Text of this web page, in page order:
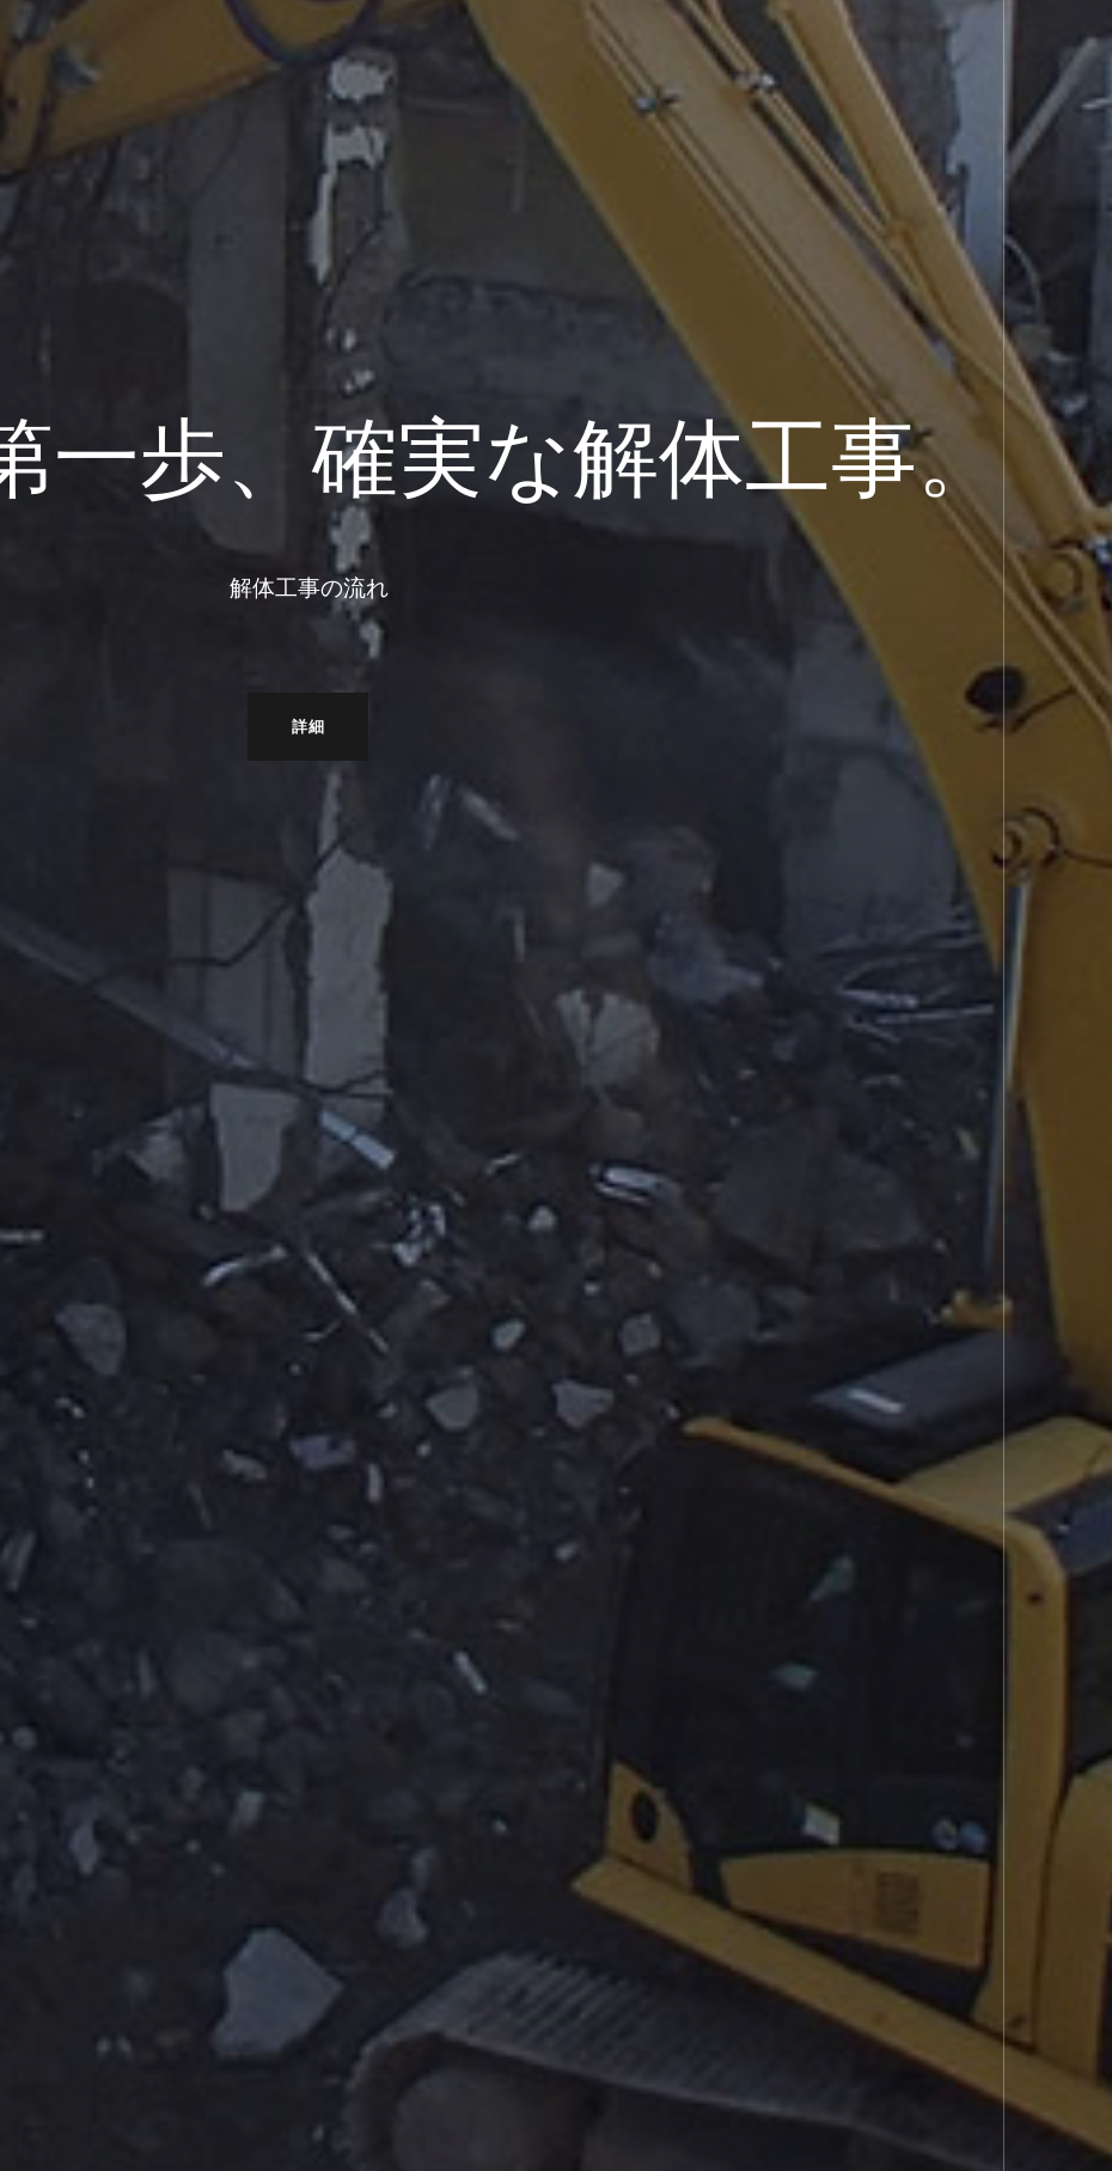
一歩、確実な解体工事。
解体工事の流れ
詳細